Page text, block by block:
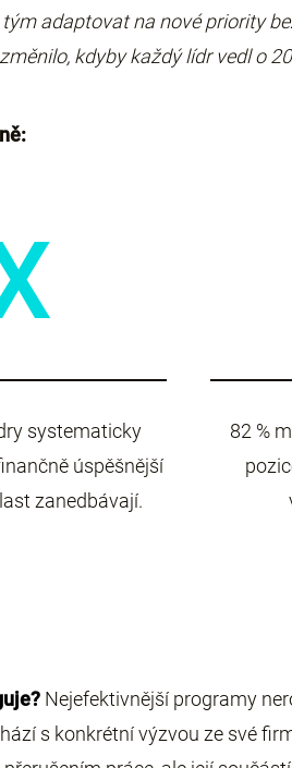
adaptovat na nové priority
kdyby každý lídr vedl o
systematicky
úspěšnější
zanedbávají.
82 %
Nejefektivnější programy
s konkrétní výzvou ze své